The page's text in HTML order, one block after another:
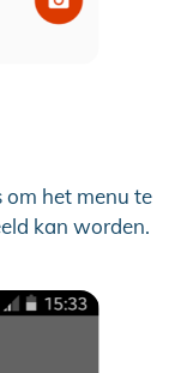
om het menu te
kan worden.